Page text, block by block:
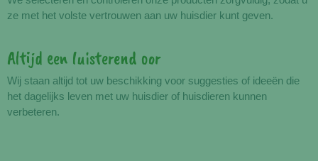
ze met het volste vertrouwen aan uw huisdier kunt geven.
Altijd een luisterend oor
Wij staan altijd tot uw beschikking voor suggesties of ideeën die
het dagelijks leven met uw huisdier of huisdieren kunnen
verbeteren.